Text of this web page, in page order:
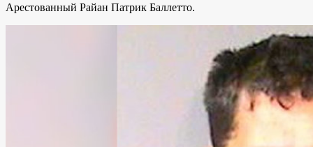
Арестованный Райан Патрик Баллетто.